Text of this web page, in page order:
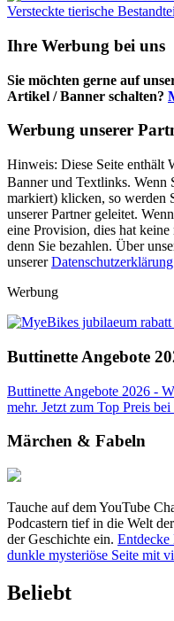
Versteckte tierische
Ihre Werbung bei uns
Sie möchten gerne auf
Artikel / Banner schalten?
Werbung unserer
Hinweis: Diese Seite enthält
Banner und Textlinks. Wenn
markiert) klicken, so werden
unserer Partner geleitet.
eine Provision, dies hat
denn Sie bezahlen. Über
unsererDatenschutzerklärung
Werbung
Buttinette Angebote
Buttinette Angebote 2026 -
mehr. Jetzt zum Top Preis
Märchen & Fabeln
Tauche auf dem YouTube
Podcastern tief in die Welt
der Geschichte ein.
dunkle mysteriöse Seite mit
Beliebt